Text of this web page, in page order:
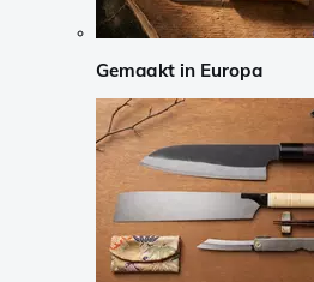
Gemaakt in Europa